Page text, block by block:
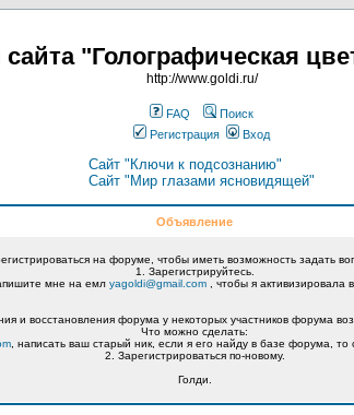
"Голографическая
http://www.goldi.ru/
FAQ
Поиск
Регистрация
Вход
Сайт "Ключи к подсознанию"
Сайт "Мир глазами ясновидящей"
Объявление
на форуме, чтобы иметь возможность задать
1. Зарегистрируйтесь.
мне на емл yagoldi@gmail.com , чтобы я активизировала
и восстановления форума у некоторых участников форума
Что можно сделать:
, написать ваш старый ник, если я его найду в базе форума,
2. Зарегистрироваться по-новому.
Голди.